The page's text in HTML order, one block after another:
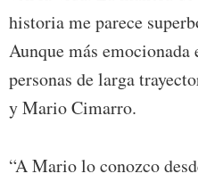
historia me parece
Aunque más
personas de larga
y Mario Cimarro.
“A Mario lo conozco